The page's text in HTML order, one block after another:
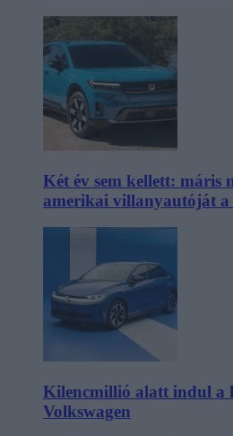
Két év sem kellett:
amerikai villanyautóját a
Kilencmillió alatt indul a
Volkswagen